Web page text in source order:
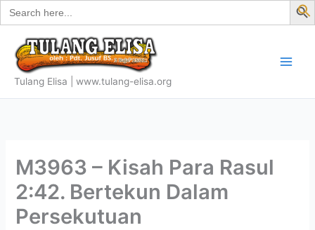
Search
for:
Skip
to
content
Tulang Elisa | www.tulang-elisa.org
M3963 – Kisah Para Rasul
2:42. Bertekun Dalam
Persekutuan